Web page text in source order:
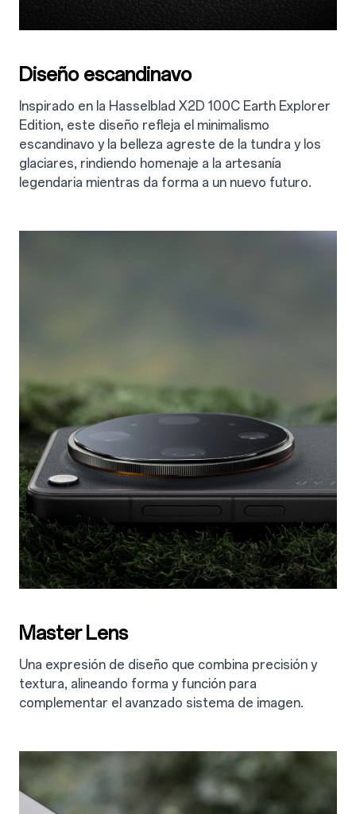
Diseño escandinavo
Inspirado en la Hasselblad X2D 100C Earth Explorer
Edition, este diseño refleja el minimalismo
escandinavo y la belleza agreste de la tundra y los
glaciares, rindiendo homenaje a la artesanía
legendaria mientras da forma a un nuevo futuro.
Master Lens
Una expresión de diseño que combina precisión y
textura, alineando forma y función para
complementar el avanzado sistema de imagen.